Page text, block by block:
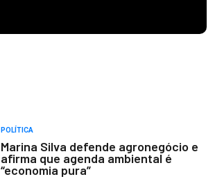
POLÍTICA
Marina Silva defende agronegócio e
afirma que agenda ambiental é
“economia pura”